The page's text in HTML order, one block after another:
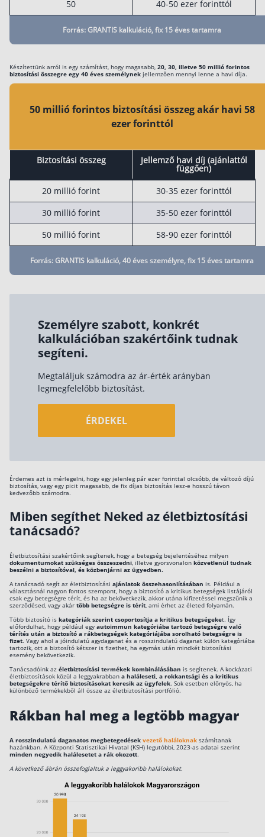
Rólunk
Kapcsolat
Karrier
Minősített Fogyasztóbarát Otthonbiztosítás
50
40-50 ezer forinttól
Forrás: GRANTIS kalkuláció, fix 15 éves tartamra
Készítettünk arról is egy számítást, hogy magasabb, 20, 30, illetve 50 millió forintos
biztosítási összegre egy 40 éves személynek jellemzően mennyi lenne a havi díja.
50 millió forintos biztosítási összeg akár havi 58
ezer forinttól
Biztosítási összeg Jellemző havi díj (ajánlattól
függően)
20 millió forint
30-35 ezer forinttól
30 millió forint
35-50 ezer forinttól
50 millió forint
58-90 ezer forinttól
Forrás: GRANTIS kalkuláció, 40 éves személyre, fix 15 éves tartamra
Személyre szabott, konkrét
kalkulációban szakértőink tudnak
segíteni.
Megtaláljuk számodra az ár-érték arányban
legmegfelelőbb biztosítást.
ÉRDEKEL
Érdemes azt is mérlegelni, hogy egy jelenleg pár ezer forinttal olcsóbb, de változó díjú
biztosítás, vagy egy picit magasabb, de fix díjas biztosítás lesz-e hosszú távon
kedvezőbb számodra.
Miben segíthet Neked az életbiztosítási
tanácsadó?
Életbiztosítási szakértőink segítenek, hogy a betegség bejelentéséhez milyen
dokumentumokat szükséges összeszedni , illetve gyorsvonalon közvetlenül tudnak
beszélni a biztosítóval, és közbenjárni az ügyedben.
A tanácsadó segít az életbiztosítási ajánlatok összehasonlításában is. Például a
választásnál nagyon fontos szempont, hogy a biztosító a kritikus betegségek listájáról
csak egy betegségre térít, és ha az bekövetkezik, akkor utána kifizetéssel megszűnik a
szerződésed, vagy akár több betegségre is térít , ami érhet az életed folyamán.
Több biztosító is kategóriák szerint csoportosítja a kritikus betegségeket. Így
előfordulhat, hogy például egy autoimmun kategóriába tartozó betegségre való
térítés után a biztosító a rákbetegségek kategóriájába sorolható betegségre is
fizet. Vagy ahol a jóindulatú agydaganat és a rosszindulatú daganat külön kategóriába
tartozik, ott a biztosító kétszer is fizethet, ha egymás után mindkét biztosítási
esemény bekövetkezik.
Tanácsadóink az életbiztosítási termékek kombinálásában is segítenek. A kockázati
életbiztosítások közül a leggyakrabban a haláleseti, a rokkantsági és a kritikus
betegségekre térítő biztosításokat keresik az ügyfelek. Sok esetben előnyös, ha
különböző termékekből áll össze az életbiztosítási portfólió.
Rákban hal meg a legtöbb magyar
A rosszindulatú daganatos megbetegedések vezető haláloknak számítanak
hazánkban. A Központi Statisztikai Hivatal (KSH) legutóbbi, 2023-as adatai szerint
minden negyedik halálesetet a rák okozott.
A következő ábrán összefoglaltuk a leggyakoribb halálokokat.